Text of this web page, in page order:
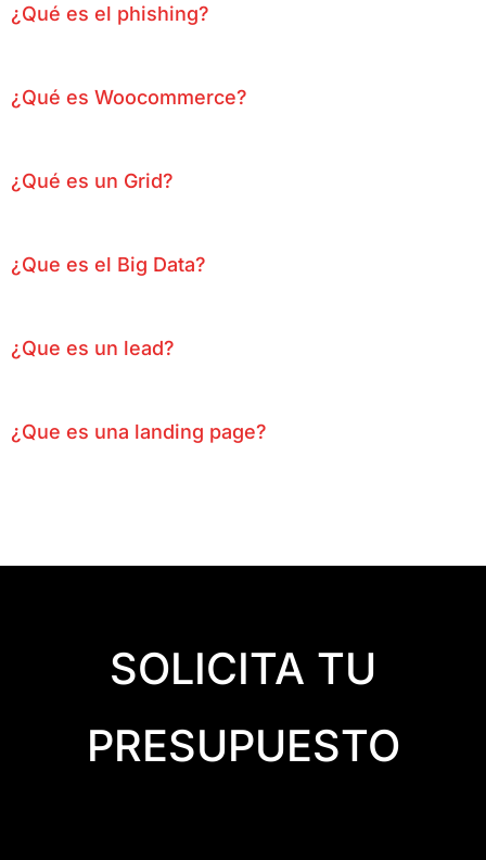
¿Qué es el phishing?
¿Qué es Woocommerce?
¿Qué es un Grid?
¿Que es el Big Data?
¿Que es un lead?
¿Que es una landing page?
SOLICITA TU
PRESUPUESTO